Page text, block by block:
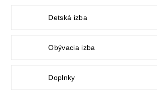
Detská izba
Obývacia izba
Doplnky